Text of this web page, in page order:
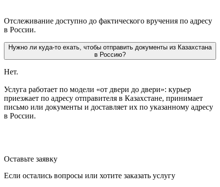
Отслеживание доступно до фактического вручения по адресу
в России.
Нужно ли куда-то ехать, чтобы отправить документы из Казахстана
в Россию?
Нет.
Услуга работает по модели «от двери до двери»: курьер
приезжает по адресу отправителя в Казахстане, принимает
письмо или документы и доставляет их по указанному адресу
в России.
Оставьте заявку
Если остались вопросы или хотите заказать услугу